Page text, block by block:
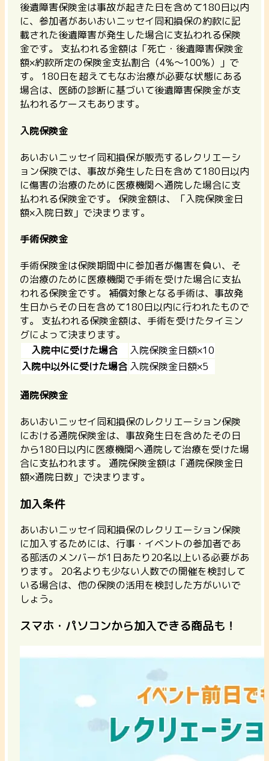
後遺障害保険金は事故が起きた日を含めて180日以内
に、参加者があいおいニッセイ同和損保の約款に記
載された後遺障害が発生した場合に支払われる保険
金です。 支払われる金額は「死亡・後遺障害保険金
額×約款所定の保険金支払割合（4%～100%）」で
す。 180日を超えてもなお治療が必要な状態にある
場合は、医師の診断に基づいて後遺障害保険金が支
払われるケースもあります。
入院保険金
あいおいニッセイ同和損保が販売するレクリエーシ
ョン保険では、事故が発生した日を含めて180日以内
に傷害の治療のために医療機関へ通院した場合に支
払われる保険金です。 保険金額は、「入院保険金日
額×入院日数」で決まります。
手術保険金
手術保険金は保険期間中に参加者が傷害を負い、そ
の治療のために医療機関で手術を受けた場合に支払
われる保険金です。 補償対象となる手術は、事故発
生日からその日を含めて180日以内に行われたもので
す。 支払われる保険金額は、手術を受けたタイミン
グによって決まります。
入院中に受けた場合
入院保険金日額×10
入院中以外に受けた場合 入院保険金日額×5
通院保険金
あいおいニッセイ同和損保のレクリエーション保険
における通院保険金は、事故発生日を含めたその日
から180日以内に医療機関へ通院して治療を受けた場
合に支払われます。 通院保険金額は「通院保険金日
額×通院日数」で決まります。
加入条件
あいおいニッセイ同和損保のレクリエーション保険
に加入するためには、行事・イベントの参加者であ
る部活のメンバーが1日あたり20名以上いる必要があ
ります。
20名よりも少ない人数での開催を検討して
いる場合は、他の保険の活用を検討した方がいいで
しょう。
スマホ・パソコンから加入できる商品も！